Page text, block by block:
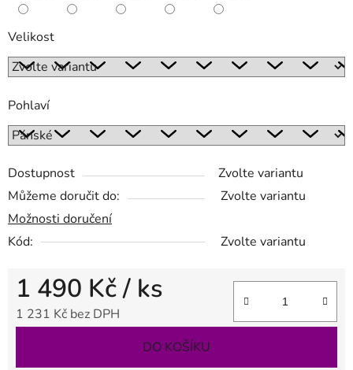
Velikost
Pohlaví
Dostupnost
Zvolte variantu
Můžeme doručit do:
Zvolte variantu
Možnosti doručení
Kód:
Zvolte variantu
1 490 Kč/ ks
1 231 Kč bez DPH
DO KOŠÍKU